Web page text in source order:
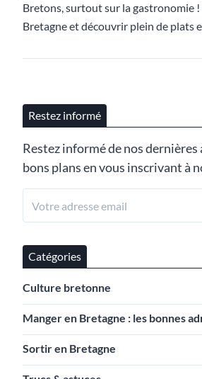
Bretons, surtout sur la gastronomie !
Bretagne et découvrir plein de plats
Restez informé
Restez informé de nos
bons plans en vous inscrivant à
Catégories
Culture bretonne
Manger en Bretagne : les bonnes
Sortir en Bretagne